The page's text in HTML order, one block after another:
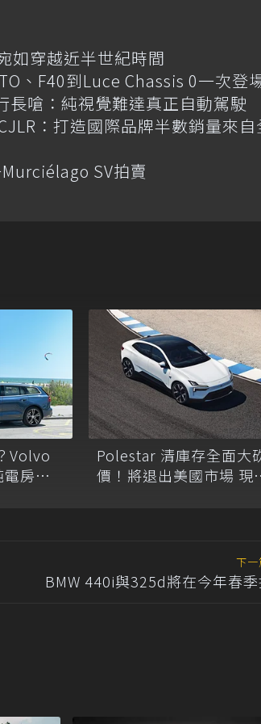
如穿越近半世紀時間
、F40到Luce Chassis 0一次登
嗆：純視覺難達真正自動駕駛
：打造國際品牌半數銷量來自
SV拍賣
Volvo
房車
Polestar 清庫存全面大
價！將退出美國市場 現
下
BMW 440i與325d將在今年春